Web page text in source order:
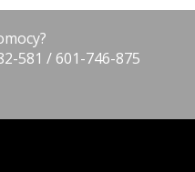
581 / 601-746-875